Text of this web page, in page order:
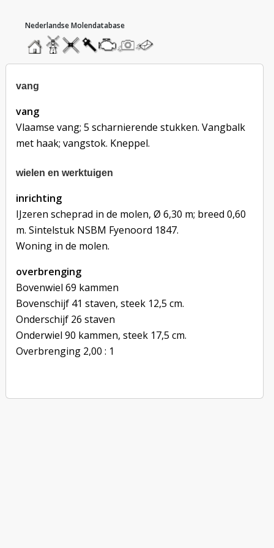
homemolendatabase
roedendatabase
assendatabase
motorendatabase
stuur
een
foto
stuur
een
bericht
vang
vang
Vlaamse vang; 5 scharnierende stukken. Vangbalk
met haak; vangstok. Kneppel.
wielen en werktuigen
inrichting
IJzeren scheprad in de molen, Ø 6,30 m; breed 0,60
m. Sintelstuk NSBM Fyenoord 1847.
Woning in de molen.
overbrenging
Bovenwiel 69 kammen
Bovenschijf 41 staven, steek 12,5 cm.
Onderschijf 26 staven
Onderwiel 90 kammen, steek 17,5 cm.
Overbrenging 2,00 : 1